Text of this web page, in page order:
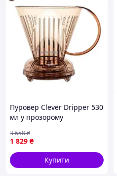
Пуровер Clever Dripper 530
мл у прозорому
ідеальної кави
1 829 ₴
3 658₴
Купити